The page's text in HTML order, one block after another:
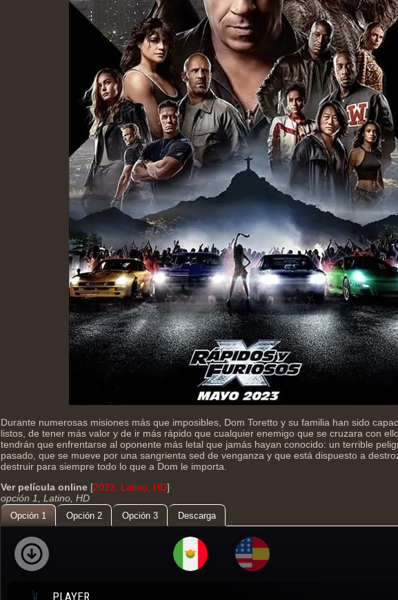
Durante numerosas misiones más que imposibles, Dom Toretto y su familia han sido
listos, de tener más valor y de ir más rápido que cualquier enemigo que se cruzara con
tendrán que enfrentarse al oponente más letal que jamás hayan conocido: un terrible
pasado, que se mueve por una sangrienta sed de venganza y que está dispuesto a
destruir para siempre todo lo que a Dom le importa.
Ver película online [2023, Latino, HD]
opción 1, Latino, HD
Opción 1 Opción 2 Opción 3 Descarga